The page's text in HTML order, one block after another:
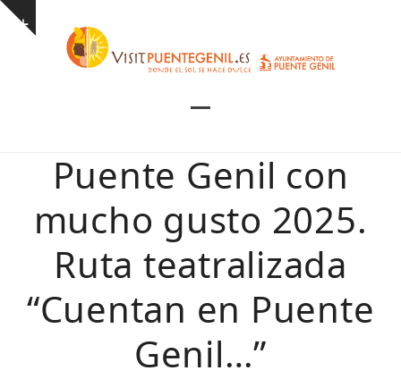
Skip
Show
mobile
menu
mobile
menu
Puente Genil con
mucho gusto 2025.
Ruta teatralizada
“Cuentan en Puente
Genil…”